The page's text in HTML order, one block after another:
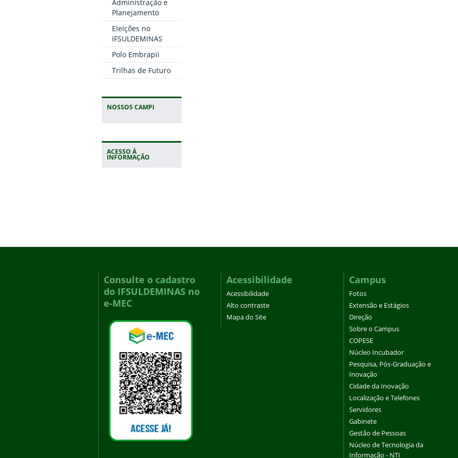
Administração e
Planejamento
Eleições no
IFSULDEMINAS
Polo Embrapii
Trilhas de Futuro
NOSSOS CAMPI
ACESSO À
INFORMAÇÃO
Consulte o cadastro
do IFSULDEMINAS no
e-MEC
Acessibilidade
Acessibilidade
Alto contraste
Mapa do Site
Campus
Fotos
Extensão e Estágios
Direção
Sobre o Campus
COPESE
Núcleo Incubador
Pesquisa, Pós-Graduação e
Inovação
Cidade da Inovação
Localização e Telefones
Servidores
Gabinete
Gestão de Pessoas
Núcleo de Tecnologia da
Informação - NTI